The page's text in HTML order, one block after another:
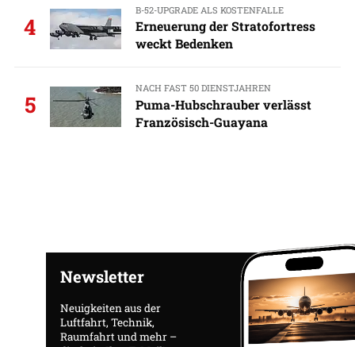
4
B-52-UPGRADE ALS KOSTENFALLE
Erneuerung der Stratofortress
weckt Bedenken
5
NACH FAST 50 DIENSTJAHREN
Puma-Hubschrauber verlässt
Französisch-Guayana
Newsletter
Neuigkeiten aus der
Luftfahrt, Technik,
Raumfahrt und mehr –